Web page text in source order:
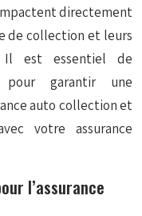
directement
de collection et leurs
Il est essentiel de
pour garantir une
auto collection et
votre assurance
l’assurance